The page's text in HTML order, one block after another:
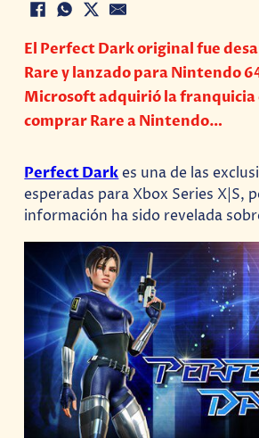
El Perfect Dark original fue
Rare y lanzado para Nintendo
Microsoft adquirió la franquicia
comprar Rare a Nintendo…
Perfect Darkes una de las
esperadas para Xbox Series X|S,
información ha sido revelada